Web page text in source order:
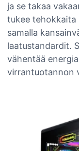
ja se takaa
tukee
samalla
laatustandardit.
vähentää
virrantuotannon